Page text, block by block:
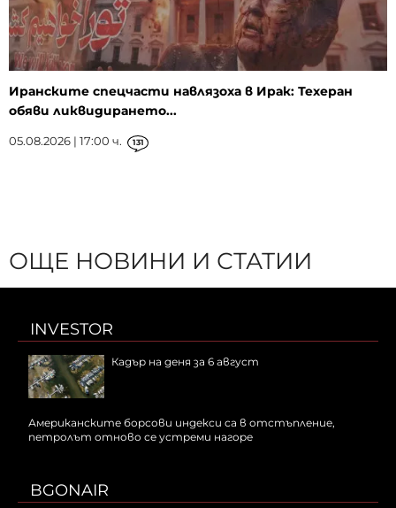
Иранските спецчасти навлязоха в Ирак: Техеран
обяви ликвидирането...
05.08.2026 | 17:00 ч. 131
ОЩЕ НОВИНИ И СТАТИИ
INVESTOR
Кадър на деня за 6 август
Американските борсови индекси са в отстъпление,
петролът отново се устреми нагоре
BGONAIR